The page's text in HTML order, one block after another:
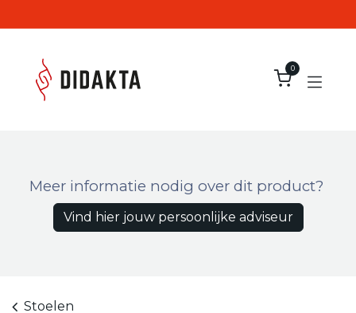
0
Meer informatie nodig over dit product?
Vind hier jouw persoonlijke adviseur
Stoelen